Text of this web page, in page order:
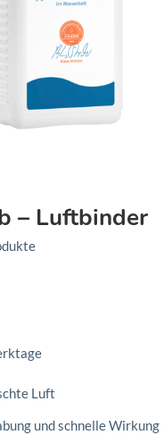
– Luftbinder
Luft
und schnelle Wirkung